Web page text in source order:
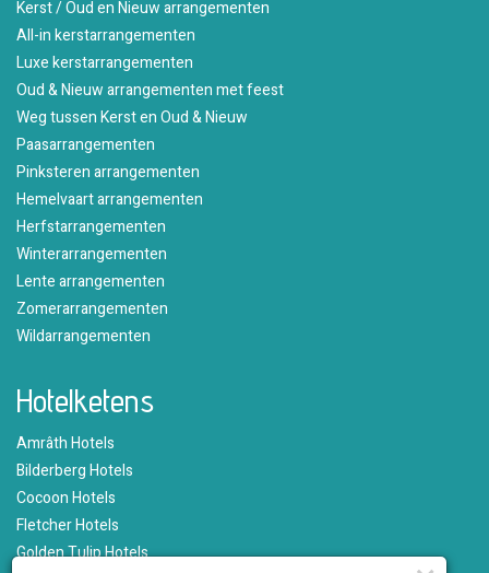
Kerst / Oud en Nieuw arrangementen
All-in kerstarrangementen
Luxe kerstarrangementen
Oud & Nieuw arrangementen met feest
Weg tussen Kerst en Oud & Nieuw
Paasarrangementen
Pinksteren arrangementen
Hemelvaart arrangementen
Herfstarrangementen
Winterarrangementen
Lente arrangementen
Zomerarrangementen
Wildarrangementen
Hotelketens
Amrâth Hotels
Bilderberg Hotels
Cocoon Hotels
Fletcher Hotels
Golden Tulip Hotels